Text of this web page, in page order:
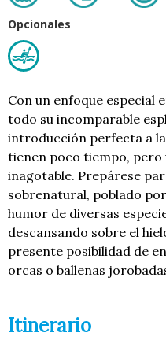
Opcionales
Con un enfoque especial
todo su incomparable
introducción perfecta a
tienen poco tiempo,
inagotable. Prepárese
sobrenatural, poblado
humor de diversas
descansando sobre el
presente posibilidad de
orcas o ballenas
Itinerario